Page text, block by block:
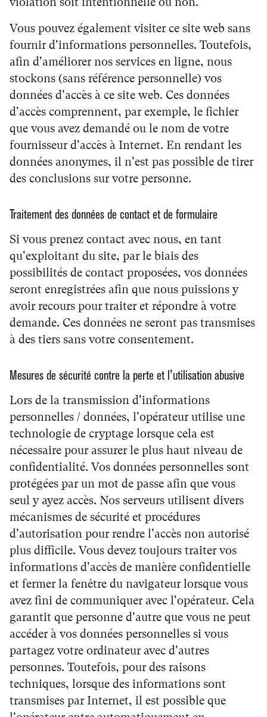
Vous pouvez également visiter ce site web sans
fournir d'informations personnelles. Toutefois,
afin d'améliorer nos services en ligne, nous
stockons (sans référence personnelle) vos
données d'accès à ce site web. Ces données
d'accès comprennent, par exemple, le fichier
que vous avez demandé ou le nom de votre
fournisseur d'accès à Internet. En rendant les
données anonymes, il n'est pas possible de tirer
des conclusions sur votre personne.
Traitement des données de contact et de formulaire
Si vous prenez contact avec nous, en tant
qu'exploitant du site, par le biais des
possibilités de contact proposées, vos données
seront enregistrées afin que nous puissions y
avoir recours pour traiter et répondre à votre
demande. Ces données ne seront pas transmises
à des tiers sans votre consentement.
Mesures de sécurité contre la perte et l'utilisation abusive
Lors de la transmission d'informations
personnelles / données, l'opérateur utilise une
technologie de cryptage lorsque cela est
nécessaire pour assurer le plus haut niveau de
confidentialité. Vos données personnelles sont
protégées par un mot de passe afin que vous
seul y ayez accès. Nos serveurs utilisent divers
mécanismes de sécurité et procédures
d'autorisation pour rendre l'accès non autorisé
plus difficile. Vous devez toujours traiter vos
informations d'accès de manière confidentielle
et fermer la fenêtre du navigateur lorsque vous
avez fini de communiquer avec l'opérateur. Cela
garantit que personne d'autre que vous ne peut
accéder à vos données personnelles si vous
partagez votre ordinateur avec d'autres
personnes. Toutefois, pour des raisons
techniques, lorsque des informations sont
transmises par Internet, il est possible que